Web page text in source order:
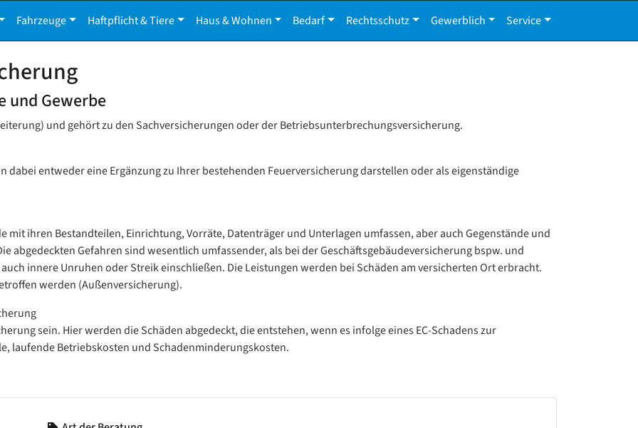
Fahrzeuge Haftpflicht & Tiere Haus & Wohnen Bedarf Rechtsschutz Gewerblich Service
und Gewerbe
und gehört zu den Sachversicherungen oder der Betriebsunterbrechungsversicherung.
dabei entweder eine Ergänzung zu Ihrer bestehenden Feuerversicherung darstellen oder als eigenständige
mit ihren Bestandteilen, Einrichtung, Vorräte, Datenträger und Unterlagen umfassen, aber auch Gegenstände und
abgedeckten Gefahren sind wesentlich umfassender, als bei der Geschäftsgebäudeversicherung bspw. und
innere Unruhen oder Streik einschließen. Die Leistungen werden bei Schäden am versicherten Ort erbracht.
werden (Außenversicherung).
sein. Hier werden die Schäden abgedeckt, die entstehen, wenn es infolge eines EC-Schadens zur
laufende Betriebskosten und Schadenminderungskosten.